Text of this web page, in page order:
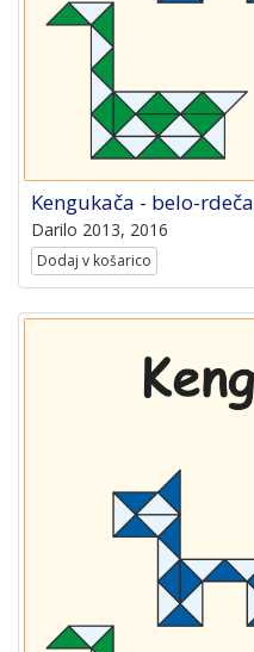
Kengukača - belo-rdeča
Darilo 2013, 2016
Dodaj v košarico